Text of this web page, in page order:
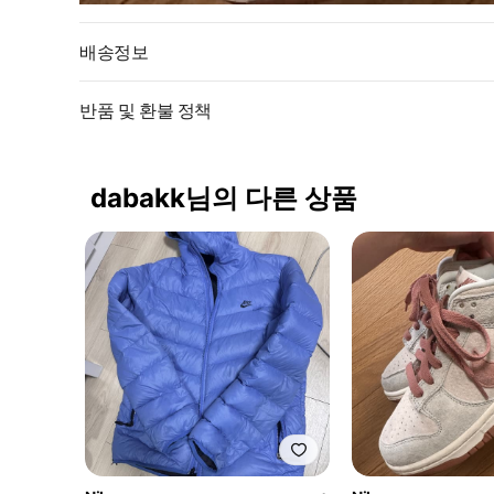
배송정보
반품 및 환불 정책
dabakk님의 다른 상품